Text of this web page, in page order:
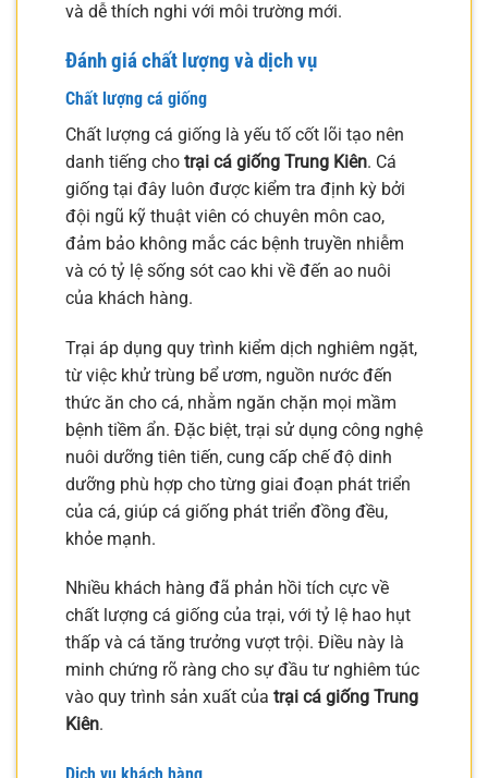
và dễ thích nghi với môi trường mới.
Đánh giá chất lượng và dịch vụ
Chất lượng cá giống
Chất lượng cá giống là yếu tố cốt lõi tạo nên
danh tiếng cho trại cá giống Trung Kiên. Cá
giống tại đây luôn được kiểm tra định kỳ bởi
đội ngũ kỹ thuật viên có chuyên môn cao,
đảm bảo không mắc các bệnh truyền nhiễm
và có tỷ lệ sống sót cao khi về đến ao nuôi
của khách hàng.
Trại áp dụng quy trình kiểm dịch nghiêm ngặt,
từ việc khử trùng bể ươm, nguồn nước đến
thức ăn cho cá, nhằm ngăn chặn mọi mầm
bệnh tiềm ẩn. Đặc biệt, trại sử dụng công nghệ
nuôi dưỡng tiên tiến, cung cấp chế độ dinh
dưỡng phù hợp cho từng giai đoạn phát triển
của cá, giúp cá giống phát triển đồng đều,
khỏe mạnh.
Nhiều khách hàng đã phản hồi tích cực về
chất lượng cá giống của trại, với tỷ lệ hao hụt
thấp và cá tăng trưởng vượt trội. Điều này là
minh chứng rõ ràng cho sự đầu tư nghiêm túc
vào quy trình sản xuất của trại cá giống Trung
Kiên.